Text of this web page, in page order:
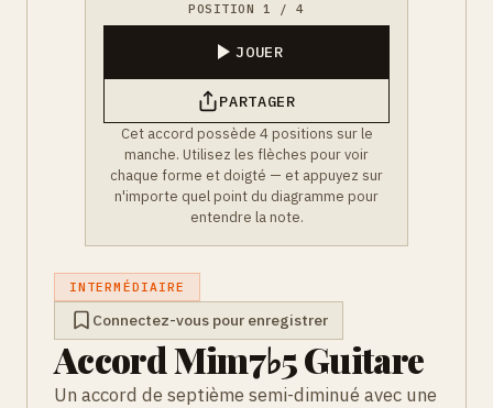
POSITION 1 / 4
JOUER
PARTAGER
Cet accord possède 4 positions sur le
manche. Utilisez les flèches pour voir
chaque forme et doigté — et appuyez sur
n'importe quel point du diagramme pour
entendre la note.
INTERMÉDIAIRE
Connectez-vous pour enregistrer
Accord Mim7♭5 Guitare
Un accord de septième semi-diminué avec une